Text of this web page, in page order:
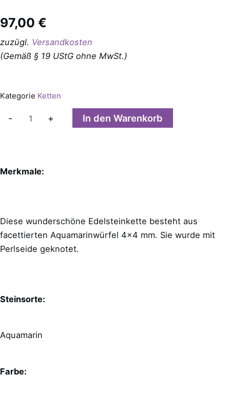
97,00 €
zuzügl. Versandkosten
(Gemäß § 19 UStG ohne MwSt.)
Kategorie Ketten
- + In den Warenkorb
Merkmale:
Diese wunderschöne Edelsteinkette besteht aus
facettierten Aquamarinwürfel 4×4 mm. Sie wurde mit
Perlseide geknotet.
Steinsorte:
Aquamarin
Farbe: